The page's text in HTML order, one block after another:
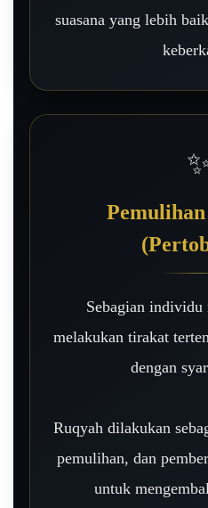
suasana yang lebih
Sebagian
melakukan tirakat
dengan
Ruqyah dilakukan
pemulihan, dan
untuk